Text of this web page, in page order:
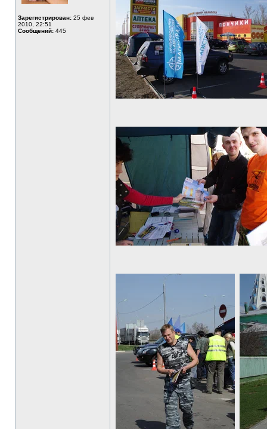
Зарегистрирован: 25 фев
2010, 22:51
Сообщений: 445